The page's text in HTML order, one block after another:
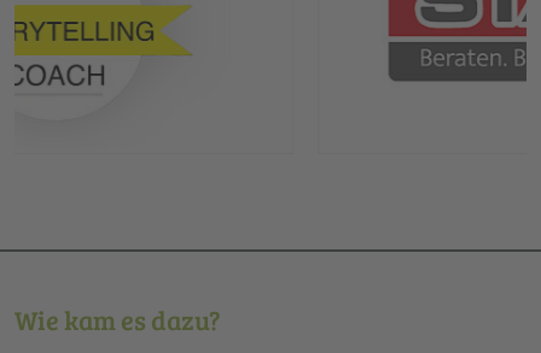
Wie kam es dazu?